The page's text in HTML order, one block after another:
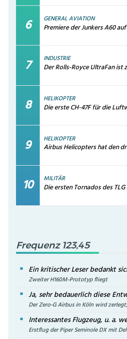
GENERAL AVIATION
Premiere der Junkers A60
INDUSTRIE
Der Rolls-Royce UltraFan ist
HELIKOPTER
Die erste CH-47F für die
HELIKOPTER
Airbus Helicopters hat den
MILITÄR
Die ersten Tornados des
Frequenz 123,45
Ein kritischer Leser bedankt
Zweiter H160M-Prototyp fliegt
Ja, sehr bedauerlich diese
Der Zero-G Airbus in Köln wird
Interessantes Flugzeug, u. a.
Erstflug der Piper Seminole DX mit